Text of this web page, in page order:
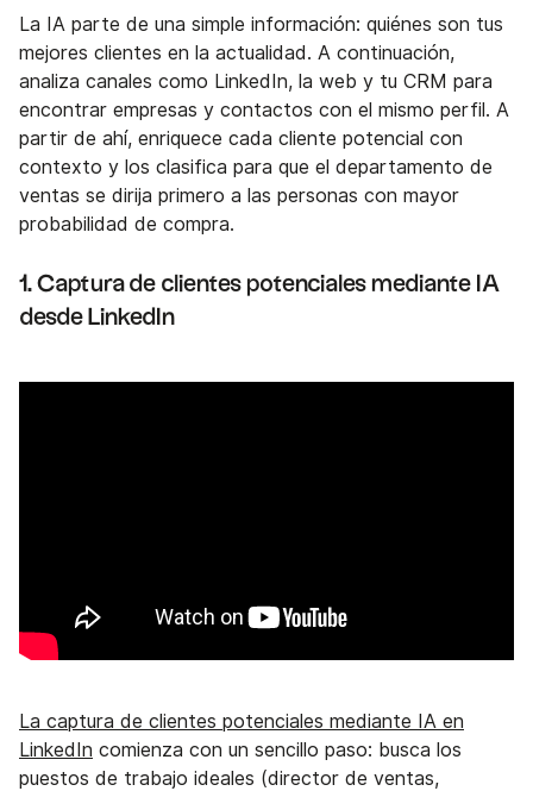
La IA parte de una simple información: quiénes son tus
mejores clientes en la actualidad. A continuación,
analiza canales como LinkedIn, la web y tu CRM para
encontrar empresas y contactos con el mismo perfil. A
partir de ahí, enriquece cada cliente potencial con
contexto y los clasifica para que el departamento de
ventas se dirija primero a las personas con mayor
probabilidad de compra.
1. Captura de clientes potenciales mediante IA
desde LinkedIn
La captura de clientes potenciales mediante IA en
LinkedIn comienza con un sencillo paso: busca los
puestos de trabajo ideales (director de ventas,